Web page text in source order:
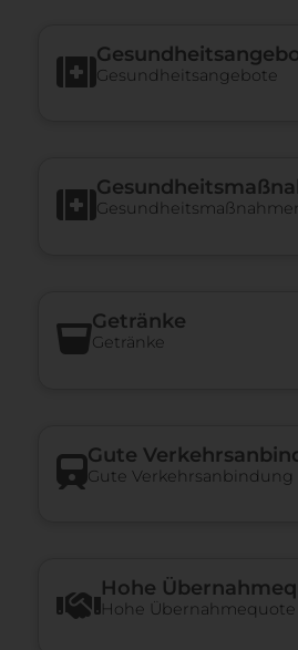
Gesundheits­angebote
Getränke
Getränke
Gute
Gute Verkehrsanbindung
Hohe
Hohe Über­nah­me­quote